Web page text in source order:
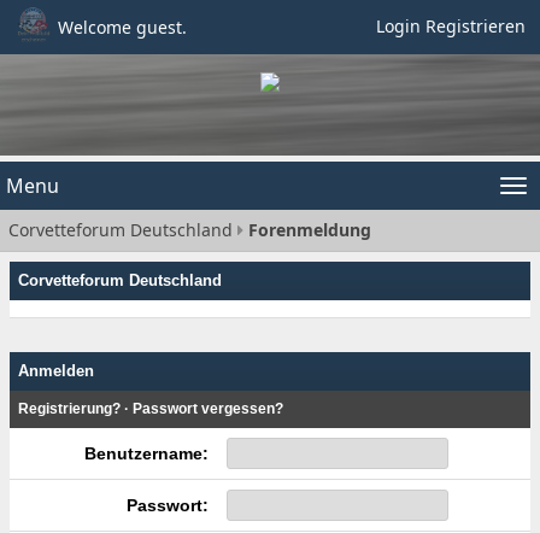
Welcome guest. Login Registrieren
Menu
Corvetteforum Deutschland Forenmeldung
Corvetteforum Deutschland
Anmelden
Registrierung? · Passwort vergessen?
Benutzername:
Passwort: